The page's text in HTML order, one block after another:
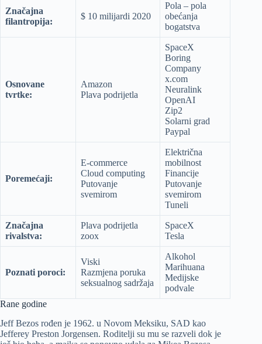
Značajna
filantropija:
$ 10 milijardi 2020
Pola – pola
obećanja
bogatstva
Osnovane
tvrtke:
Amazon
Plava podrijetla
SpaceX
Boring
Company
x.com
Neuralink
OpenAI
Zip2
Solarni grad
Paypal
Poremećaji:
E-commerce
Cloud computing
Putovanje
svemirom
Električna
mobilnost
Financije
Putovanje
svemirom
Tuneli
Značajna
rivalstva:
Plava podrijetla
zoox
SpaceX
Tesla
Poznati poroci:
Viski
Razmjena poruka
seksualnog sadržaja
Alkohol
Marihuana
Medijske
podvale
Rane godine
Jeff Bezos rođen je 1962. u Novom Meksiku, SAD kao
Jefferey Preston Jorgensen. Roditelji su mu se razveli dok je